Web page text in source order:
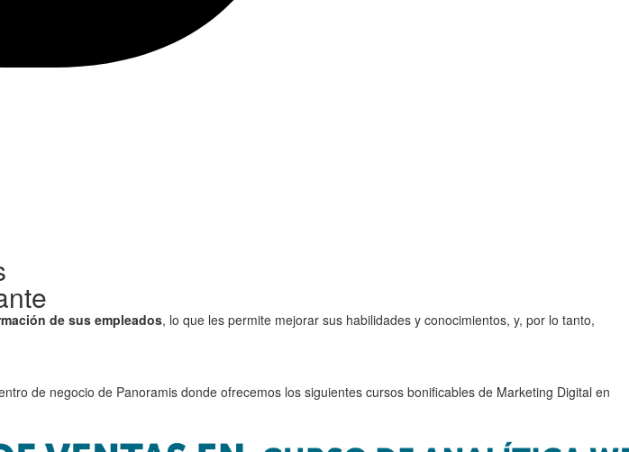
de sus empleados, lo que les permite mejorar sus habilidades y conocimientos, y, por lo tanto,
de negocio de Panoramis donde ofrecemos los siguientes cursos bonificables de Marketing Digital en